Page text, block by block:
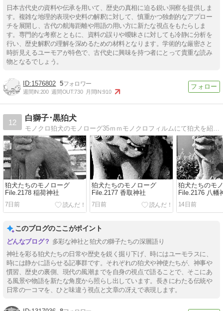
日本古代史の資料や伝承を用いて、歴史の真相に迫る鋭い洞察を提供しま
す。複雑な地理的表現や史料の解釈に対して、慎重かつ独創的なアプロー
チを展開し、古代の航海距離や用語の用い方に新たな視点をもたらしま
す。専門的な考察とともに、資料の誤りや曖昧さに対しても冷静に分析を
行い、歴史解釈の理解を深めるための材料となります。学術的な厳密さと
時折見えるユーモアが特色で、古代史に興味を持つ者にとって貴重な読み
物となるでしょう。
1576802 5
週間IN:200 週間OUT:730 月間IN:910
12
白獅子･黒狛犬
狛犬たちのモノローグ
File.2178 稲荷神社
7日前
狛犬たちのモノローグ
File.2177 香取神社
7日前
狛犬たちのモ
File.2176 八幡
14日前
このブログのここがポイント
多彩な神社と狛犬の獅子たちの深層語り
神社を彩る狛犬たちの日常や歴史を鋭く掘り下げ、時にはユーモラスに、
時には静かに語らせる記事群です。それぞれの狛犬や神使たちが、神事や
慣習、歴史の裏側、現代の風潮までを自身の視点で語ることで、そこにあ
る風景や物語を新たな角度から照らし出しています。長きにわたる伝統や
日常の一コマを、ひと味違う視点と文章の冴えで表現します。